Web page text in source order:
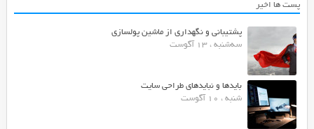
پست ها اخیر
پشتیبانی و نگهداری از ماشین پولسازی
سه‌شنبه ، 13 آگوست
بایدها و نبایدهای طراحی سایت
شنبه ، 10 آگوست